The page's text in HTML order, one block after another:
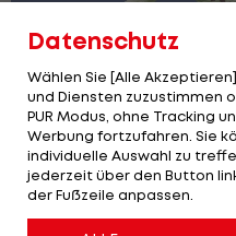
"Finale dahoam"
Bayern
Champions League
Datenschutz
Wählen Sie [Alle
und Diensten zuzustimmen
PUR Modus, ohne Tracking
Werbung fortzufahren. Sie
individuelle Auswahl zu
jederzeit über den Button
der Fußzeile anpassen.